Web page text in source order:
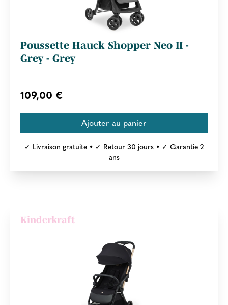
Poussette Hauck Shopper Neo II -
Grey - Grey
109,00 €
✓ Livraison gratuite • ✓ Retour 30 jours • ✓ Garantie 2
ans
Kinderkraft